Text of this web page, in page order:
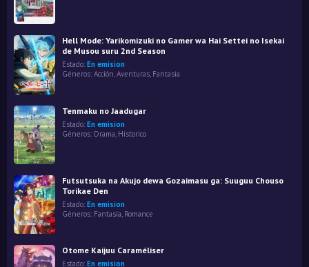
Hell Mode: Yarikomizuki no Gamer wa Hai Settei no Isekai
de Musou suru 2nd Season
Estado: En emision
Géneros: Acción,Aventuras, Fantasía
Tenmaku no Jaadugar
Estado: En emision
Géneros: Drama Historico
Futsutsuka na Akujo dewa Gozaimasu ga: Suuguu Chouso
Torikae Den
Estado: En emision
Géneros: Fantasía, Romance
Otome Kaijuu Caraméliser
Estado: En emision